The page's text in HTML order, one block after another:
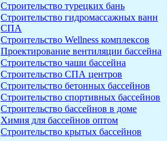
Строительство турецких бань
Строительство гидромассажных ванн
СПА
Строительство Wellness комплексов
Проектирование вентиляции бассейна
Строительство чаши бассейна
Строительство СПА центров
Cтроительство бетонных бассейнов
Cтроительство спортивных бассейнов
Строительство бассейнов в доме
Химия для бассейнов оптом
Строительство крытых бассейнов